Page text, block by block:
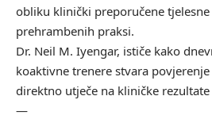
obliku klinički preporučene
prehrambenih praksi.
Dr. Neil M. Iyengar, ističe kako
koaktivne trenere stvara
direktno utječe na kliničke rezultate
—